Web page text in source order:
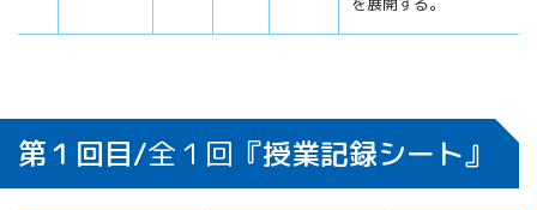
第１回目/全１回 『授業記録シート』